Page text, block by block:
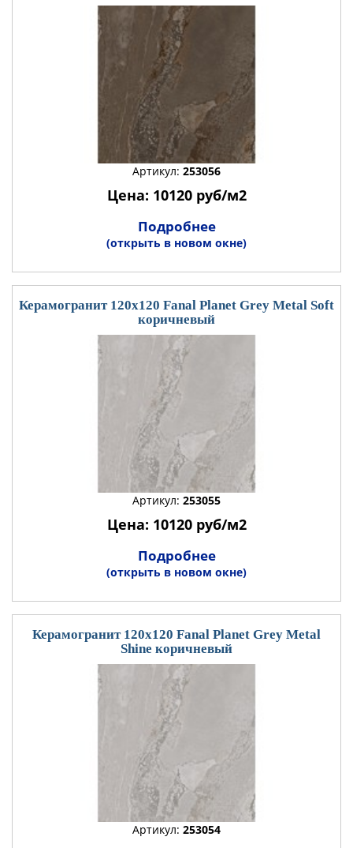
Артикул: 253056
Цена: 10120 руб/м2
Подробнее
(открыть в новом окне)
Керамогранит 120x120 Fanal Planet Grey Metal Soft
коричневый
Артикул: 253055
Цена: 10120 руб/м2
Подробнее
(открыть в новом окне)
Керамогранит 120x120 Fanal Planet Grey Metal
Shine коричневый
Артикул: 253054